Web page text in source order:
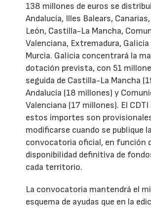
138 millones de euros se
Andalucía, Illes Balears,
León, Castilla-La Mancha,
Valenciana, Extremadura, Galicia
Murcia. Galicia concentrará la
dotación prevista, con 51
seguida de Castilla-La Mancha
Andalucía (18 millones) y
Valenciana (17 millones). El CDTI
estos importes son
modificarse cuando se publique la
convocatoria oficial, en función
disponibilidad definitiva de
cada territorio.
La convocatoria mantendrá el
esquema de ayudas que en la